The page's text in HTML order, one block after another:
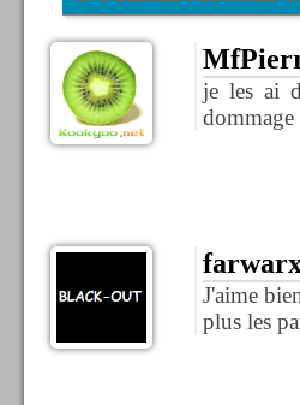
je les ai
J'aime
plus les